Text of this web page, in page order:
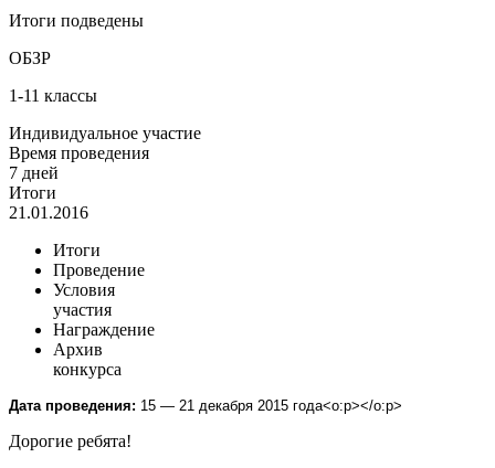
Итоги подведены
ОБЗР
1-11 классы
Индивидуальное участие
Время проведения
7 дней
Итоги
21.01.2016
Итоги
Проведение
Условия
участия
Награждение
Архив
конкурса
Дата проведения: 15 — 21 декабря 2015 года<o:p></o:p>
Дорогие ребята!